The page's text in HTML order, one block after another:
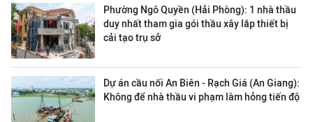
Phường Ngô Quyền (Hải Phòng): 1 nhà thầu
duy nhất tham gia gói thầu xây lắp thiết bị
cải tạo trụ sở
Dự án cầu nối An Biên - Rạch Giá (An Giang):
Không để nhà thầu vi phạm làm hỏng tiến độ